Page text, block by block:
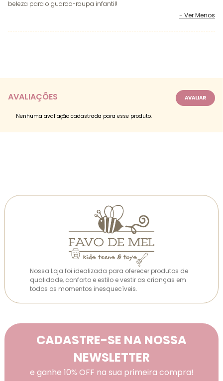
beleza para o guarda-roupa infantil!
AVALIAÇÕES
Nenhuma avaliação cadastrada para esse produto.
Nossa Loja foi idealizada para oferecer produtos de
qualidade, conforto e estilo e vestir as crianças em
todos os momentos inesquecíveis.
CADASTRE-SE NA NOSSA
NEWSLETTER
e ganhe 10% OFF na sua primeira compra!